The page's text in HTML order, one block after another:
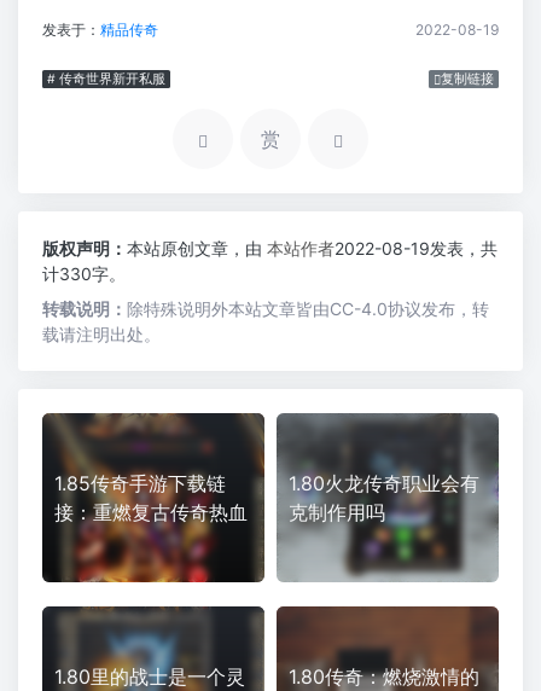
发表于： 精品传奇 2022-08-19
# 传奇世界新开私服 复制链接
赏
版权声明： 本站原创文章，由 本站作者2022-08-19发表，共
计330字。
转载说明： 除特殊说明外本站文章皆由CC-4.0协议发布，转
载请注明出处。
1.85传奇手游下载链
接：重燃复古传奇热血
1.80火龙传奇职业会有
克制作用吗
1.80里的战士是一个灵
1.80传奇：燃烧激情的